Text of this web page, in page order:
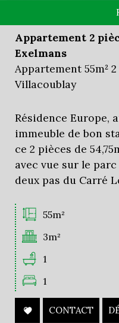
Appartement 2
Exelmans
Appartement 55m²
Villacoublay
Résidence Europe,
immeuble de bon
ce 2 pièces de
avec vue sur le
deux pas du Carré
55m²
3m²
1
1
CONTACT